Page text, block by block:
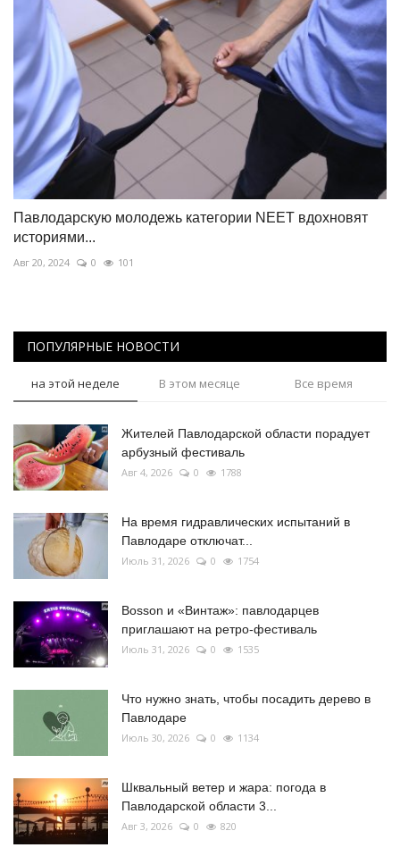
Павлодарскую молодежь категории NEET вдохновят
историями...
Авг 20, 2024 0 101
ПОПУЛЯРНЫЕ НОВОСТИ
на этой неделе В этом месяце Все время
Жителей Павлодарской области порадует
арбузный фестиваль
Авг 4, 2026 0 1788
На время гидравлических испытаний в
Павлодаре отключат...
Июль 31, 2026 0 1754
Bosson и «Винтаж»: павлодарцев
приглашают на ретро-фестиваль
Июль 31, 2026 0 1535
Что нужно знать, чтобы посадить дерево в
Павлодаре
Июль 30, 2026 0 1134
Шквальный ветер и жара: погода в
Павлодарской области 3...
Авг 3, 2026 0 820